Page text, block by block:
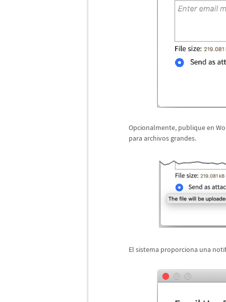
Opcionalmente, publique en
para archivos grandes.
El sistema proporciona una